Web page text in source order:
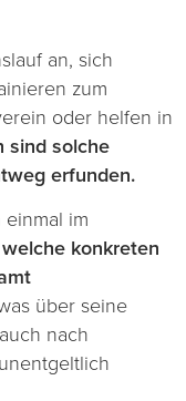
an, sich
zum
oder helfen in
sind solche
erfunden.
im
konkreten
über seine
nach